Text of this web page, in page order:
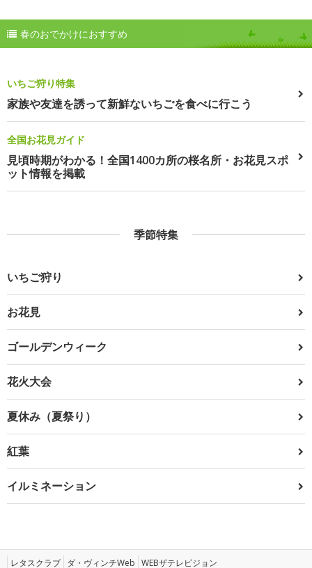
春のおでかけにおすすめ
いちご狩り特集
家族や友達を誘って新鮮ないちごを食べに行こう
全国お花見ガイド
見頃時期がわかる！全国1400カ所の桜名所・お花見スポ
ット情報を掲載
季節特集
いちご狩り
お花見
ゴールデンウィーク
花火大会
夏休み（夏祭り）
紅葉
イルミネーション
レタスクラブ ダ・ヴィンチWeb WEBザテレビジョン